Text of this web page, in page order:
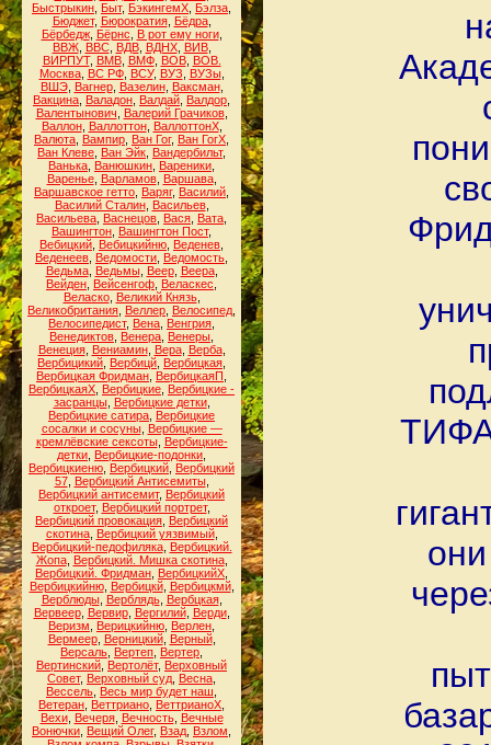
Быстрыкин Быт, БэкингемХ Бэлза
Бюджет, Бюрократия, Бёдра,
Бёрбедж, Бёрнс В рот ему ноги,
ВВЖ, ВВС, ВДВ, ВДНХ, ВИВ,
ВИРПУТ, ВМВ, ВМФ, ВОВ, ВОВ.
Москва, ВС РФ, ВСУ, ВУЗ ВУЗы,
ВШЭ, Вагнер, Вазелин, Ваксман,
Вакцина Валадон Валдай Валдор
Валентынович
Валерий Грачиков,
Валлон, Валлоттон, ВаллоттонХ,
Валюта Вампир Ван Гог, Ван ГогХ
Ван Клеве Ван Эйк Вандербильт,
Ванька Ванюшкин Вареники
Варенье, Варламов, Варшава,
Варшавское гетто Варяг, Василий
Василий Сталин, Васильев,
Васильева Васнецов Вася Вата
Вашингтон Вашингтон Пост,
Вебицкий Вебицкийню Веденев
Веденеев Ведомости Ведомость
Ведьма, Ведьмы, Веер, Веера,
Вейден Вейсенгоф Веласкес
Веласко, Великий Князь,
Великобритания Веллер Велосипед
Велосипедист, Вена Венгрия
Венедиктов Венера Венеры
Венеция, Вениамин, Вера, Верба,
Вербицикий Вербицй Вербицкая
Вербицкая Фридман ВербицкаяП
ВербицкаяХ Вербицкие Вербицкие -
засранцы, Вербицкие детки,
Вербицкие сатира Вербицкие
сосалки и сосуны, Вербицкие —
кремлёвские сексоты, Вербицкие-
детки Вербицкие-подонки
Вербицкиеню Вербицкий Вербицкий
57, Вербицкий Антисемиты,
Вербицкий антисемит, Вербицкий
откроет, Вербицкий портрет,
Вербицкий провокация Вербицкий
скотина, Вербицкий уязвимый,
Вербицкий-педофиляка, Вербицкий.
Жопа, Вербицкий. Мишка скотина,
Вербицкий. Фридман ВербицкийХ
Вербицкийню, Вербицкй, Вербицкмй,
Верблюды, Верблядь, Вербцкая,
Вервеер, Вервир, Вергилий, Верди,
Веризм
Верицкийню Верлен
Вермеер, Верницкий, Верный,
Версаль Вертеп Вертер
Вертинский Вертолёт, Верховный
Совет, Верховный суд Весна
Вессель Весь мир будет наш
Ветеран Веттриано ВеттрианоХ
Вехи, Вечеря, Вечность, Вечные
Вонючки Вещий Олег, Взад Взлом